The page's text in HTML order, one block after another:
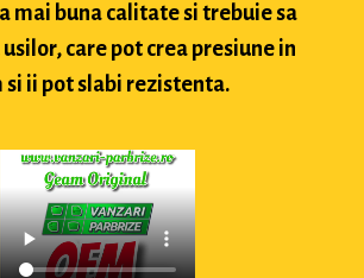
mai buna calitate si trebuie sa
care pot crea presiune in
si ii pot slabi rezistenta.